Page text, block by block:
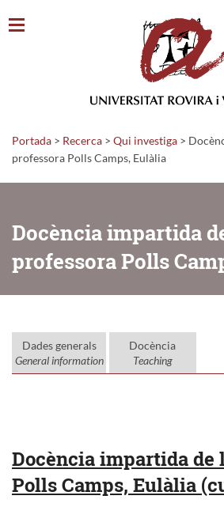
Portada > Recerca > Qui investiga >
professora Polls Camps, Eulàlia
Docència impartida
professora Polls
Dades generals
General information
Docència
Teaching
Docència impartida de
Polls Camps, Eulàlia